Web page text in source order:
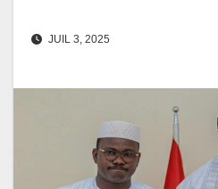
JUIL 3, 2025